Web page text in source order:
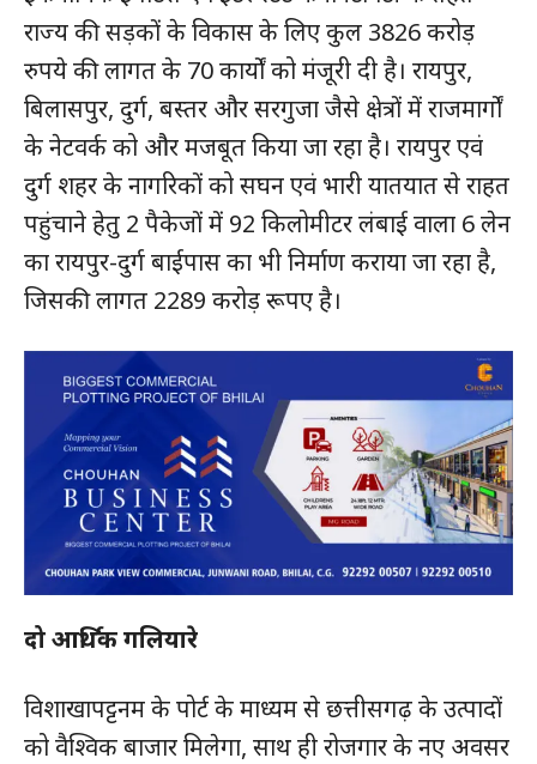
राज्य की सड़कों के विकास के लिए कुल 3826 करोड़
रुपये की लागत के 70 कार्यों को मंजूरी दी है। रायपुर,
बिलासपुर, दुर्ग, बस्तर और सरगुजा जैसे क्षेत्रों में राजमार्गों
के नेटवर्क को और मजबूत किया जा रहा है। रायपुर एवं
दुर्ग शहर के नागरिकों को सघन एवं भारी यातयात से राहत
पहुंचाने हेतु 2 पैकेजों में 92 किलोमीटर लंबाई वाला 6 लेन
का रायपुर-दुर्ग बाईपास का भी निर्माण कराया जा रहा है,
जिसकी लागत 2289 करोड़ रूपए है।
दो आर्थिक गलियारे
विशाखापट्टनम के पोर्ट के माध्यम से छत्तीसगढ़ के उत्पादों
को वैश्विक बाजार मिलेगा, साथ ही रोजगार के नए अवसर